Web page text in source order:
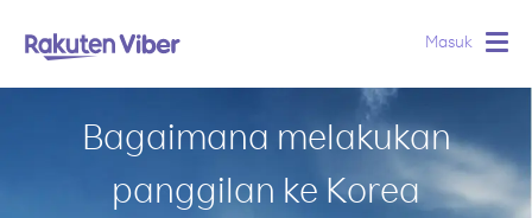
Masuk
Bagaimana melakukan
panggilan ke Korea